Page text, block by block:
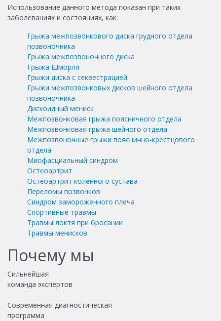
Использование данного метода показан при таких
заболеваниях и состояниях, как:
Грыжа межпозвонкового диска грудного отдела
позвоночника
Грыжа межпозвоночного диска
Грыжа Шморля
Грыжи диска с секвестрацией
Грыжи межпозвонковых дисков шейного отдела
позвоночника
Дискоидный мениск
Межпозвонковая грыжа поясничного отдела
Межпозвонковая грыжа шейного отдела
Межпозвоночные грыжи пояснично-крестцового
отдела
Миофасциальный синдром
Остеоартрит
Остеоартрит коленного сустава
Переломы позвонков
Синдром замороженного плеча
Спортивные травмы
Травмы локтя при бросании
Травмы менисков
Почему мы
Сильнейшая
команда экспертов
Современная диагностическая
программа